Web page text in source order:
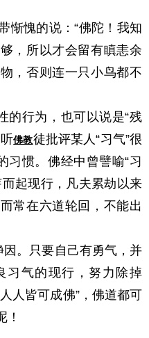
惭愧的说：“佛陀！我知
，所以才会留有瞋恚余
，否则连一只小鸟都不
的行为，也可以说是“残
佛教徒批评某人“习气”很
习惯。佛经中曾譬喻“习
起现行，凡夫累劫以来
常在六道轮回，不能出
因。只要自己有勇气，并
习气的现行，努力除掉
人皆可成佛”，佛道都可
！